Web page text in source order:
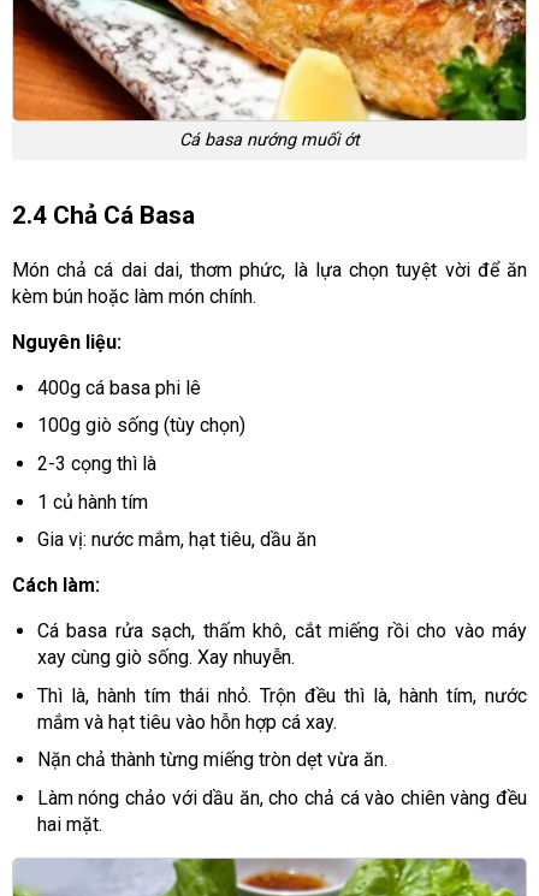
Cá basa nướng muối ớt
2.4 Chả Cá Basa
Món chả cá dai dai, thơm phức, là lựa chọn tuyệt vời để ăn
kèm bún hoặc làm món chính.
Nguyên liệu:
400g cá basa phi lê
100g giò sống (tùy chọn)
2-3 cọng thì là
1 củ hành tím
Gia vị: nước mắm, hạt tiêu, dầu ăn
Cách làm:
Cá basa rửa sạch, thấm khô, cắt miếng rồi cho vào máy
xay cùng giò sống. Xay nhuyễn.
Thì là, hành tím thái nhỏ. Trộn đều thì là, hành tím, nước
mắm và hạt tiêu vào hỗn hợp cá xay.
Nặn chả thành từng miếng tròn dẹt vừa ăn.
Làm nóng chảo với dầu ăn, cho chả cá vào chiên vàng đều
hai mặt.